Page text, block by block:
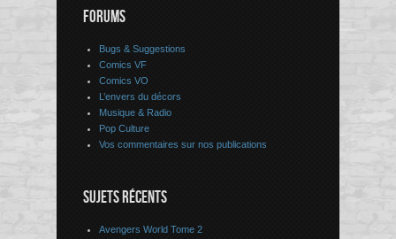
FORUMS
Bugs & Suggestions
Comics VF
Comics VO
L’envers du décors
Musique & Radio
Pop Culture
Vos commentaires sur nos publications
SUJETS RÉCENTS
Avengers World Tome 2